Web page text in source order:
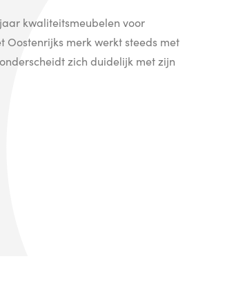
kwaliteitsmeubelen voor
Oostenrijks merk werkt steeds met
zich duidelijk met zijn